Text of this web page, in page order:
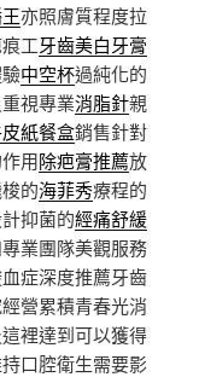
亦照膚質程度拉
工牙齒美白牙膏
中空杯過純化的
視專業消脂針親
紙餐盒銷售針對
用除疤膏推薦放
的海菲秀療程的
抑菌的經痛舒緩
業團隊美觀服務
症深度推薦牙齒
營累積青春光消
裡達到可以獲得
口腔衛生需要影